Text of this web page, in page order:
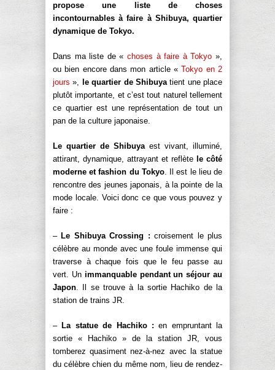
propose une liste de choses
incontournables à faire à Shibuya, quartier
dynamique de Tokyo.
Dans ma liste de « choses à faire à Tokyo »,
ou bien encore dans mon article «Tokyo en 2
jours », le quartier de Shibuyatient une place
plutôt importante, et c’est tout naturel tellement
ce quartier est une représentation de tout un
pan de la culture japonaise.
Le quartier de Shibuyaest vivant, illuminé,
attirant, dynamique, attrayant et reflète le côté
moderne et fashion du Tokyo. Il est le lieu de
rencontre des jeunes japonais, à la pointe de la
mode locale. Voici donc ce que vous pouvez y
faire :
– Le Shibuya Crossing : croisement le plus
célèbre au monde avec une foule immense qui
traverse à chaque fois que le feu passe au
vert. Un immanquable pendant un séjour au
Japon. Il se trouve à la sortie Hachiko de la
station de trains JR.
– La statue de Hachiko : en empruntant la
sortie « Hachiko » de la station JR, vous
tomberez quasiment nez-à-nez avec la statue
du célèbre chien du même nom, lieu de rendez-